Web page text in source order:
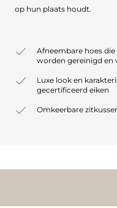
op hun plaats houdt.
Afneembare hoes
worden gereinigd en
Luxe look en
gecertificeerd eiken
Omkeerbare